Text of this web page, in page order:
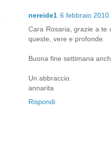
nereide1 6 febbraio
Cara Rosaria, grazie a te
queste, vere e profonde.
Buona fine settimana
Un abbraccio.
annarita
Rispondi